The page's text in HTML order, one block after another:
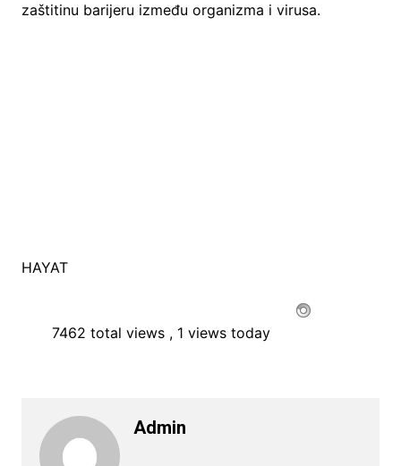
zaštitinu barijeru između organizma i virusa.
HAYAT
7462 total views , 1 views today
Admin